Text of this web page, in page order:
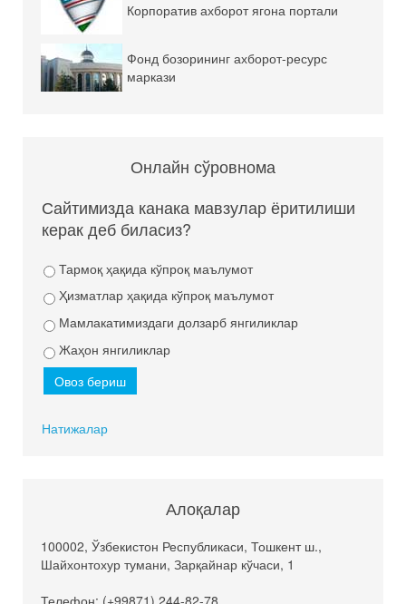
Корпоратив ахборот ягона портали
Фонд бозорининг ахборот-ресурс
маркази
Онлайн сўровнома
Сайтимизда канака мавзулар ёритилиши
керак деб биласиз?
Тармоқ ҳақида кўпроқ маълумот
Ҳизматлар ҳақида кўпроқ маълумот
Мамлакатимиздаги долзарб янгиликлар
Жаҳон янгиликлар
Натижалар
Алоқалар
100002, Ўзбекистон Республикаси, Тошкент ш.,
Шайхонтохур тумани, Зарқайнар кўчаси, 1
Телефон: (+99871) 244-82-78